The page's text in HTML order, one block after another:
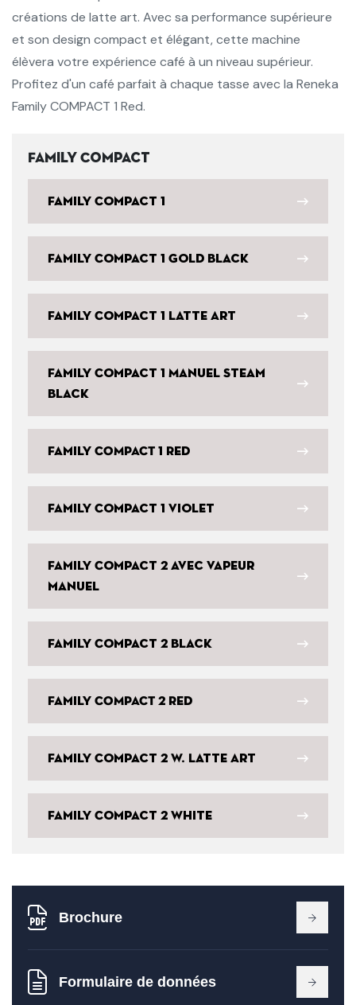
créations de latte art. Avec sa performance supérieure
et son design compact et élégant, cette machine
élèvera votre expérience café à un niveau supérieur.
Profitez d'un café parfait à chaque tasse avec la Reneka
Family COMPACT 1 Red.
Family Compact
Family Compact 1
Family Compact 1 Gold Black
Family Compact 1 Latte Art
Family Compact 1 Manuel Steam
Black
Family COMPACT 1 Red
Family Compact 1 Violet
Family Compact 2 avec vapeur
manuel
Family Compact 2 Black
Family COMPACT 2 Red
Family Compact 2 W. Latte Art
Family Compact 2 White
Brochure
Formulaire de données